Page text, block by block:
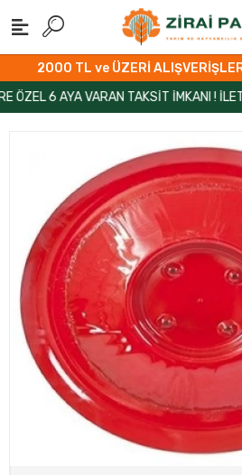
2000 TL ve ÜZERİ
6 AYA VARAN TAKSİT İMKANI !